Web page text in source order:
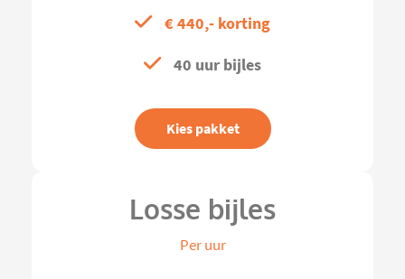
€ 440,- korting
40 uur bijles
Kies pakket
Losse bijles
Per uur